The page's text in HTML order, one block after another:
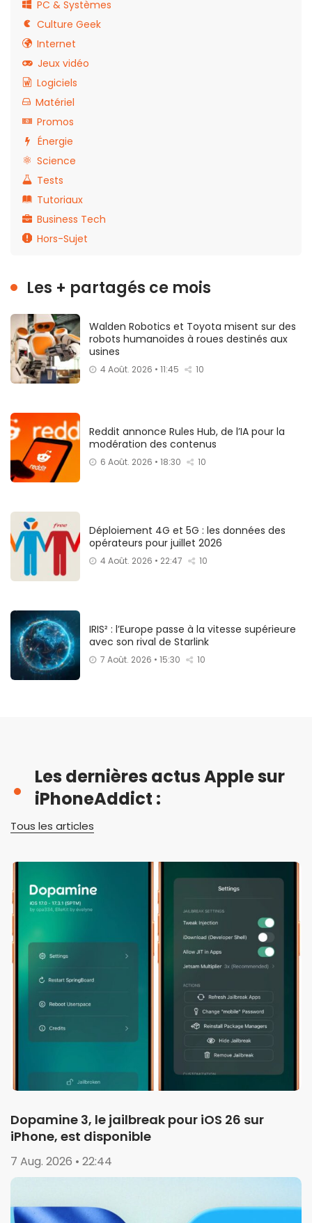
PC & Systèmes
Culture Geek
Internet
Jeux vidéo
Logiciels
Matériel
Promos
Énergie
Science
Tests
Tutoriaux
Business Tech
Hors-Sujet
Les + partagés ce mois
Walden Robotics et Toyota misent sur des
robots humanoïdes à roues destinés aux
usines
4 Août. 2026 • 11:45 10
Reddit annonce Rules Hub, de l’IA pour la
modération des contenus
6 Août. 2026 • 18:30 10
Déploiement 4G et 5G : les données des
opérateurs pour juillet 2026
4 Août. 2026 • 22:47 10
IRIS² : l’Europe passe à la vitesse supérieure
avec son rival de Starlink
7 Août. 2026 • 15:30 10
Les dernières actus Apple sur
iPhoneAddict :
Tous les articles
Dopamine 3, le jailbreak pour iOS 26 sur
iPhone, est disponible
7 Aug. 2026 • 22:44